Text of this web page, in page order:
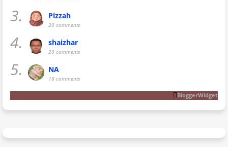
3. Pizzah
20 comments
4. shaizhar
20 comments
5. NA
18 comments
BloggerWidget